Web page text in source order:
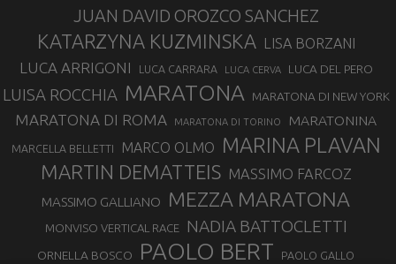
JUAN DAVID OROZCO SANCHEZ
KATARZYNA KUZMINSKA LISA BORZANI
LUCA ARRIGONI LUCA CARRARA LUCA CERVA LUCA DEL PERO
LUISA ROCCHIA MARATONA MARATONA DI NEW YORK
MARATONA DI ROMA MARATONA DI TORINO MARATONINA
MARCELLA BELLETTI MARCO OLMO MARINA PLAVAN
MARTIN DEMATTEIS MASSIMO FARCOZ
MASSIMO GALLIANO MEZZA MARATONA
MONVISO VERTICAL RACE NADIA BATTOCLETTI
ORNELLA BOSCO PAOLO BERT PAOLO GALLO